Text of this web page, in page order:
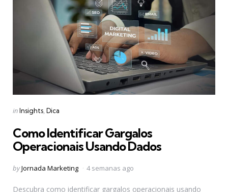
Categories
Posted
inInsights Dica
Como Identificar Gargalos
Operacionais Usando Dados
Posted
byJornada Marketing 4 semanas ago
Descubra como identificar gargalos operacionais usando